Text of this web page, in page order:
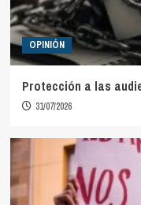
OPINIÓN
Protección a las
31/07/2026